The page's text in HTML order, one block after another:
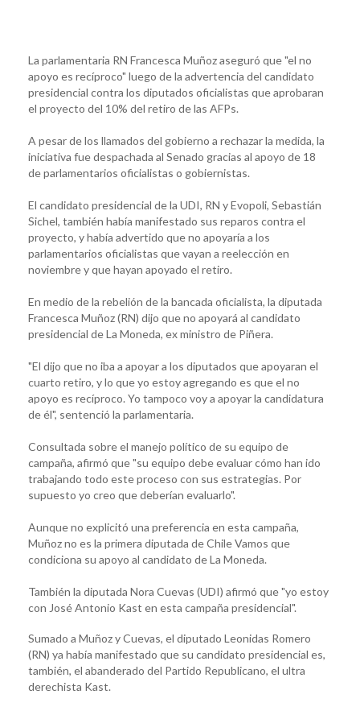
La parlamentaria RN Francesca Muñoz aseguró que "el no
apoyo es recíproco" luego de la advertencia del candidato
presidencial contra los diputados oficialistas que aprobaran
el proyecto del 10% del retiro de las AFPs.
A pesar de los llamados del gobierno a rechazar la medida, la
iniciativa fue despachada al Senado gracias al apoyo de 18
de parlamentarios oficialistas o gobiernistas.
El candidato presidencial de la UDI, RN y Evopoli, Sebastián
Sichel, también había manifestado sus reparos contra el
proyecto, y había advertido que no apoyaría a los
parlamentarios oficialistas que vayan a reelección en
noviembre y que hayan apoyado el retiro.
En medio de la rebelión de la bancada oficialista, la diputada
Francesca Muñoz (RN) dijo que no apoyará al candidato
presidencial de La Moneda, ex ministro de Piñera.
"El dijo que no iba a apoyar a los diputados que apoyaran el
cuarto retiro, y lo que yo estoy agregando es que el no
apoyo es recíproco. Yo tampoco voy a apoyar la candidatura
de él", sentenció la parlamentaria.
Consultada sobre el manejo político de su equipo de
campaña, afirmó que "su equipo debe evaluar cómo han ido
trabajando todo este proceso con sus estrategias. Por
supuesto yo creo que deberían evaluarlo".
Aunque no explicitó una preferencia en esta campaña,
Muñoz no es la primera diputada de Chile Vamos que
condiciona su apoyo al candidato de La Moneda.
También la diputada Nora Cuevas (UDI) afirmó que "yo estoy
con José Antonio Kast en esta campaña presidencial".
Sumado a Muñoz y Cuevas, el diputado Leonidas Romero
(RN) ya había manifestado que su candidato presidencial es,
también, el abanderado del Partido Republicano, el ultra
derechista Kast.